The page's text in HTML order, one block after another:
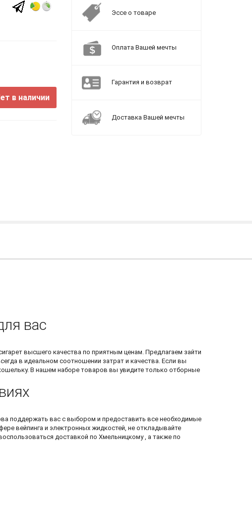
в наличии
Эссе о товаре
Оплата Вашей мечты
Гарантия и возврат
Доставка Вашей мечты
вас
высшего качества по приятным ценам. Предлагаем зайти
в идеальном соотношении затрат и качества. Если вы
В нашем наборе товаров вы увидите только отборные
поддержать вас с выбором и предоставить все необходимые
вейпинга и электронных жидкостей, не откладывайте
доставкой по Хмельницкому , а также по